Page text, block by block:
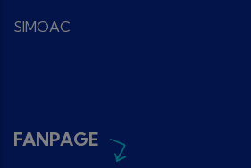
SIMOAC
FANPAGE